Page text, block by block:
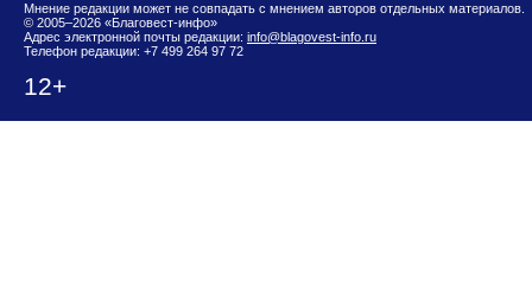
Мнение редакции может не совпадать с мнением авторов отдельных материалов.
© 2005–2026 «Благовест-инфо»
Адрес электронной почты редакции: info@blagovest-info.ru
Телефон редакции: +7 499 264 97 72
12+